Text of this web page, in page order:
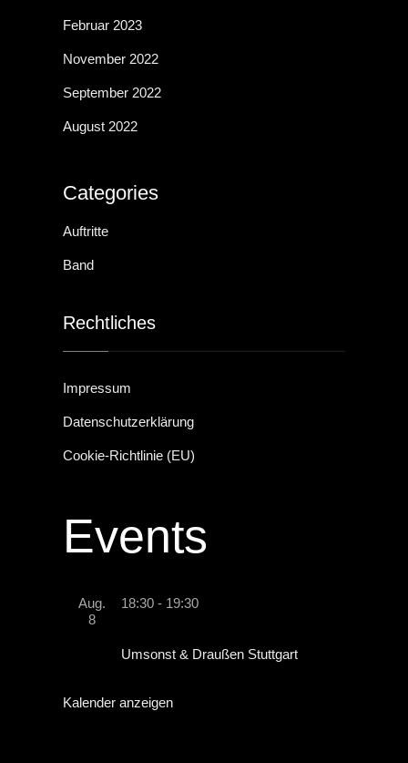
Februar 2023
November 2022
September 2022
August 2022
Categories
Auftritte
Band
Rechtliches
Impressum
Datenschutzerklärung
Cookie-Richtlinie (EU)
Events
Aug.
8
18:30 - 19:30
Umsonst & Draußen Stuttgart
Kalender anzeigen